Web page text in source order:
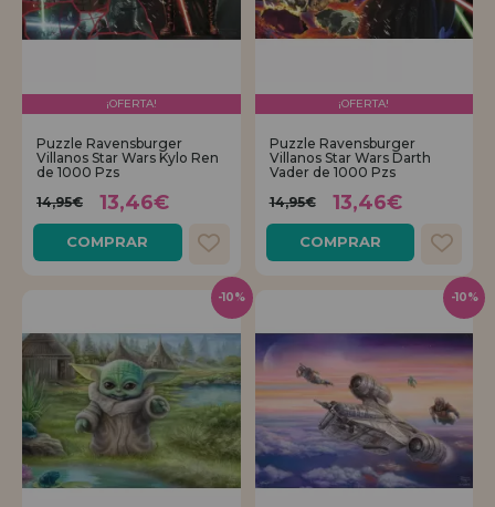
¡OFERTA!
Puzzle Ravensburger
Villanos Star Wars Kylo Ren
de 1000 Pzs
14,95€
13,46€
COMPRAR
¡OFERTA!
Puzzle Ravensburger
Villanos Star Wars Darth
Vader de 1000 Pzs
14,95€
13,46€
COMPRAR
-10% -10%